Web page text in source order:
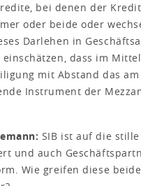
bei denen der
oder beide oder
Darlehen in
einschätzen, dass im
mit Abstand das
Instrument der
SIB ist auf die
und auch
Wie greifen diese